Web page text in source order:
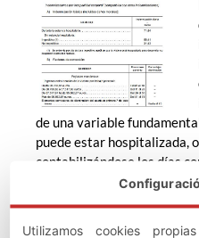
de una variable
puede estar hospitalizada,
contabilizándose los días
impeditivos. En el primer
71,63 euros, en el segundo
Utilizamos cookies